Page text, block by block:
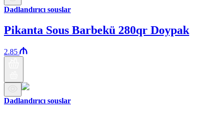
Dadlandırıcı souslar
Pikanta Sous Barbekü 280qr Doypak
2.85
Dadlandırıcı souslar